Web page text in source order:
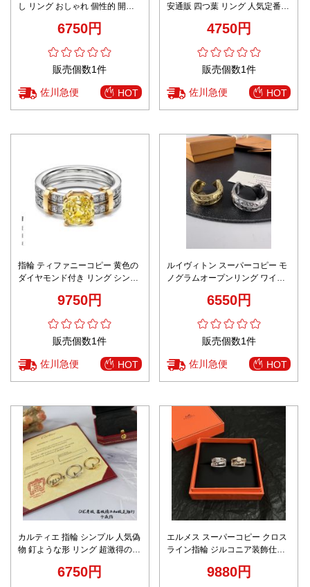
し リング おしゃれ 個性的 開け
6750円
販売個数1件
佐川急便 HOT
安通販 四つ葉 リング 人気定番
4750円
販売個数1件
佐川急便 HOT
指輪 ティファニーコピー 黄色の
ダイヤモンド付き リング シンプ
9750円
販売個数1件
佐川急便 HOT
ルイヴィトン スーパーコピー モ
ノグラムオープンリング ワイド
6550円
販売個数1件
佐川急便 HOT
カルティエ 指輪 シンプル 人気偽
物 釘ような形 リング 超激得の新
6750円
エルメス スーパーコピー クロス
ライン指輪 ジルコニア装飾仕様
9880円